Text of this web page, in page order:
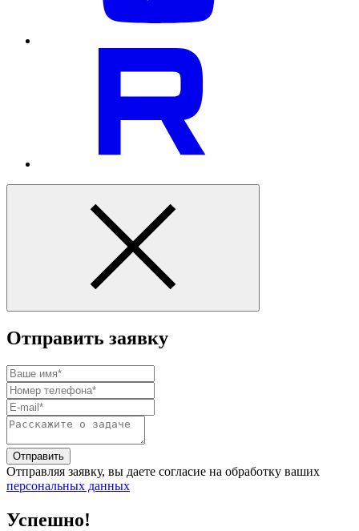
Отправить заявку
Отправить
Отправляя заявку, вы даете согласие на обработку ваших
персональных данных
Успешно!